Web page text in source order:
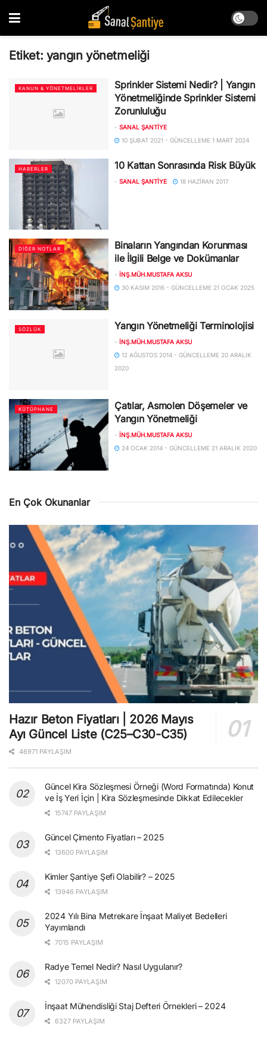
Etiket: yangın yönetmeliği
KANUN & YÖNETMELIKLER
Sprinkler Sistemi Nedir? | Yangın
Yönetmeliğinde Sprinkler Sistemi
Zorunluluğu
- SANAL ŞANTIYE
10 ŞUBAT 2021 - GÜNCELLEME 1 MART 2024
HABERLER 10 Kattan Sonrasında Risk Büyük
- SANAL ŞANTIYE 18 HAZIRAN 2017
DIĞER NOTLAR
Binaların Yangından Korunması
ile İlgili Belge ve Dokümanlar
- İNŞ.MÜH.MUSTAFA AKSU
30 KASIM 2016 - GÜNCELLEME 21 OCAK 2025
SÖZLÜK Yangın Yönetmeliği Terminolojisi
- İNŞ.MÜH.MUSTAFA AKSU
12 AĞUSTOS 2014 - GÜNCELLEME 20 ARALIK
2020
KÜTÜPHANE
Çatılar, Asmolen Döşemeler ve
Yangın Yönetmeliği
- İNŞ.MÜH.MUSTAFA AKSU
24 OCAK 2014 - GÜNCELLEME 21 ARALIK 2020
En Çok Okunanlar
Hazır Beton Fiyatları | 2026 Mayıs
Ayı Güncel Liste (C25–C30-C35)
46971 PAYLAŞIM
Güncel Kira Sözleşmesi Örneği (Word Formatında) Konut
ve İş Yeri İçin | Kira Sözleşmesinde Dikkat Edilecekler
15747 PAYLAŞIM
Güncel Çimento Fiyatları – 2025
13600 PAYLAŞIM
Kimler Şantiye Şefi Olabilir? – 2025
13946 PAYLAŞIM
2024 Yılı Bina Metrekare İnşaat Maliyet Bedelleri
Yayımlandı
7015 PAYLAŞIM
Radye Temel Nedir? Nasıl Uygulanır?
12070 PAYLAŞIM
İnşaat Mühendisliği Staj Defteri Örnekleri – 2024
6327 PAYLAŞIM